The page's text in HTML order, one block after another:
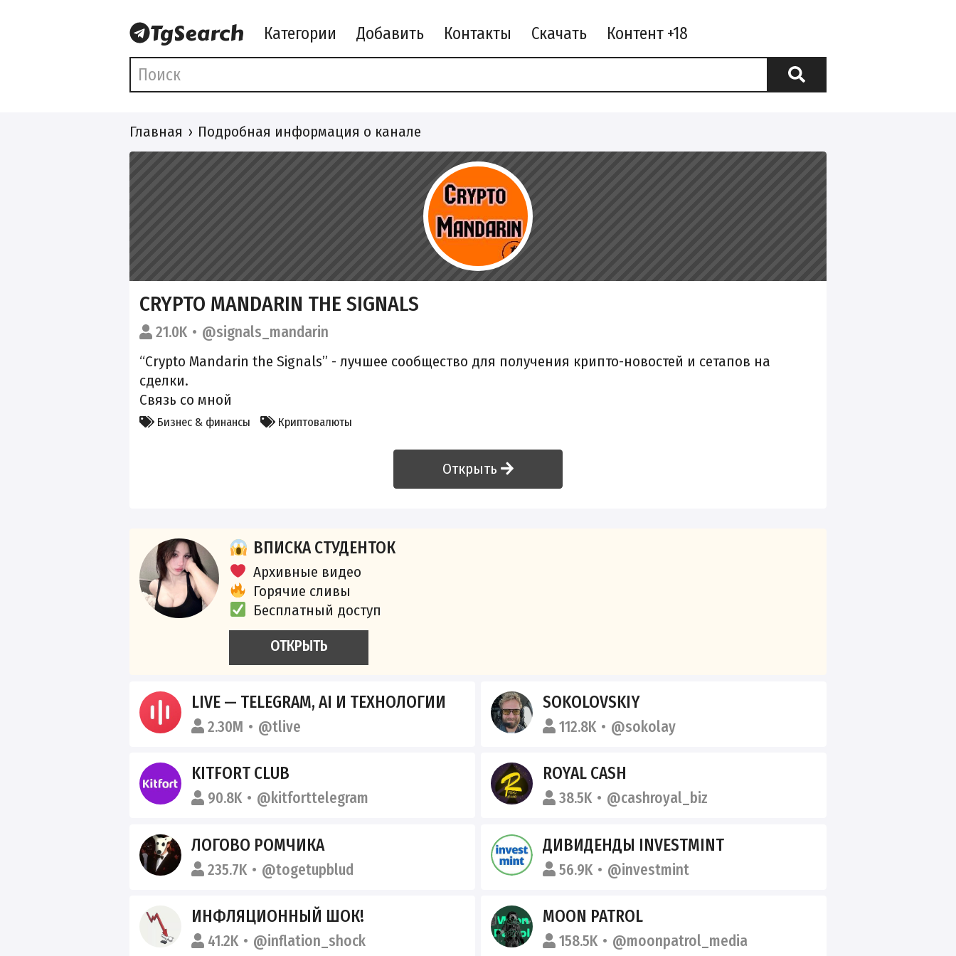
Категории Добавить Контакты Скачать
Главная Подробная информация о канале
CRYPTO MANDARIN THE SIGNALS
21.0K
@signals_mandarin
“Crypto Mandarin the Signals” - лучшее сообщество для получения крипто-новостей и сетапов на
сделки.
Связь со мной
Бизнес & финансы Криптовалюты
Открыть
ВПИСКА СТУДЕНТОК
Архивные видео
Горячие сливы
Бесплатный доступ
ОТКРЫТЬ
LIVE — TELEGRAM, AI И ТЕХНОЛОГИИ
2.30M @tlive
SOKOLOVSKIY
112.8K @sokolay
KITFORT CLUB
90.8K @kitforttelegram
ROYAL CASH
38.5K @cashroyal_biz
ЛОГОВО РОМЧИКА
235.7K @togetupblud
ДИВИДЕНДЫ INVESTMINT
56.9K @investmint
ИНФЛЯЦИОННЫЙ ШОК!
41.2K @inflation_shock
MOON PATROL
158.5K @moonpatrol_media